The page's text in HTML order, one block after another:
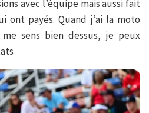
avec l’équipe mais aussi fait
ont payés. Quand j’ai la moto
sens bien dessus, je peux